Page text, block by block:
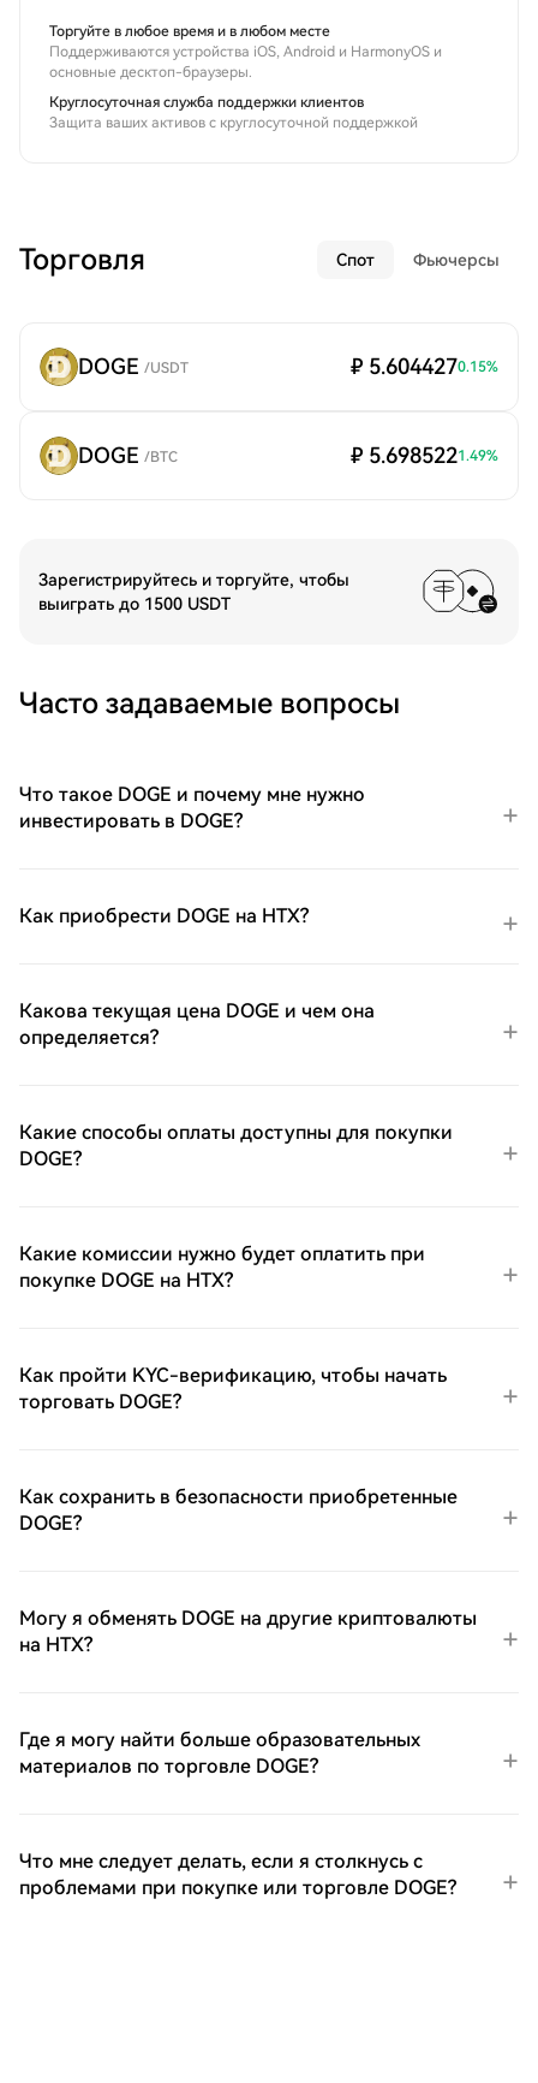
Торгуйте в любое время и в любом месте
Поддерживаются устройства iOS, Android и HarmonyOS и
основные десктоп-браузеры.
Круглосуточная служба поддержки клиентов
Защита ваших активов с круглосуточной поддержкой
Торговля Спот Фьючерсы
DOGE /USDT ₽ 5.6044270.15%
DOGE /BTC ₽ 5.6985221.49%
Зарегистрируйтесь и торгуйте, чтобы
выиграть до 1500 USDT
Часто задаваемые вопросы
Что такое DOGE и почему мне нужно
инвестировать в DOGE?
Как приобрести DOGE на HTX?
Какова текущая цена DOGE и чем она
определяется?
Какие способы оплаты доступны для покупки
DOGE?
Какие комиссии нужно будет оплатить при
покупке DOGE на HTX?
Как пройти KYC-верификацию, чтобы начать
торговать DOGE?
Как сохранить в безопасности приобретенные
DOGE?
Могу я обменять DOGE на другие криптовалюты
на HTX?
Где я могу найти больше образовательных
материалов по торговле DOGE?
Что мне следует делать, если я столкнусь с
проблемами при покупке или торговле DOGE?